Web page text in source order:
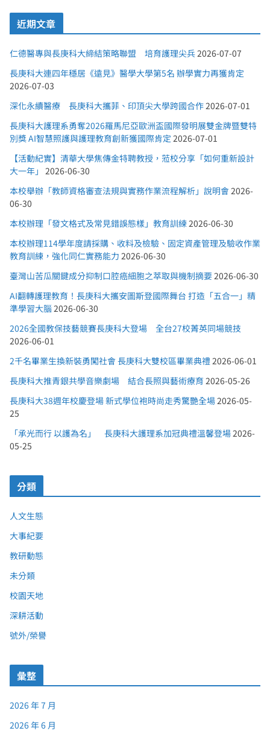
近期文章
仁德醫專與長庚科大締結策略聯盟 培育護理尖兵 2026-07-07
長庚科大連四年穩居《遠見》醫學大學第5名 辦學實力再獲肯定
2026-07-03
深化永續醫療 長庚科大攜菲、印頂尖大學跨國合作 2026-07-01
長庚科大護理系勇奪2026羅馬尼亞歐洲盃國際發明展雙金牌暨雙特
別獎 AI智慧照護與護理教育創新獲國際肯定 2026-07-01
【活動紀實】清華大學焦傳金特聘教授，蒞校分享「如何重新設計
大一年」
2026-06-30
本校舉辦「教師資格審查法規與實務作業流程解析」說明會 2026-
06-30
本校辦理「發文格式及常見錯誤態樣」教育訓練 2026-06-30
本校辦理114學年度請採購、收料及檢驗、固定資產管理及驗收作業
教育訓練，強化同仁實務能力 2026-06-30
臺灣山苦瓜關鍵成分抑制口腔癌細胞之萃取與機制摘要 2026-06-30
AI翻轉護理教育！長庚科大攜安圖斯登國際舞台 打造「五合一」精
準學習大腦 2026-06-30
2026全國教保技藝競賽長庚科大登場 全台27校菁英同場競技
2026-06-01
2千名畢業生換新裝勇闖社會 長庚科大雙校區畢業典禮 2026-06-01
長庚科大推青銀共學音樂劇場 結合長照與藝術療育 2026-05-26
長庚科大38週年校慶登場 新式學位袍時尚走秀驚艷全場 2026-05-
25
「承光而行 以護為名」 長庚科大護理系加冠典禮溫馨登場 2026-
05-25
分類
人文生態
大事紀要
教研動態
未分類
校園天地
深耕活動
號外/榮譽
彙整
2026 年 7 月
2026 年 6 月